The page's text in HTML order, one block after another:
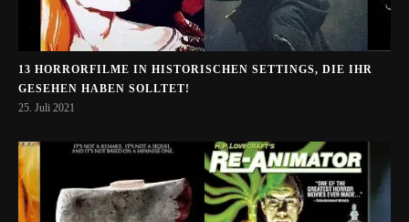
13 HORRORFILME IN HISTORISCHEN SETTINGS, DIE IHR
GESEHEN HABEN SOLLTET!
25. Juli 2021